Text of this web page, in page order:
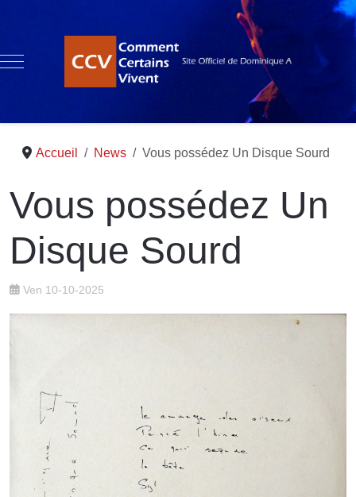
Mobile Menu Toggle
Accueil News Vous possédez Un Disque Sourd
Vous possédez Un
Disque Sourd
Ven 10-10-2025